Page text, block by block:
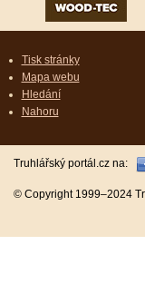
Tisk stránky
Mapa webu
Hledání
Nahoru
Truhlářský portál.cz na:
© Copyright 1999–2024